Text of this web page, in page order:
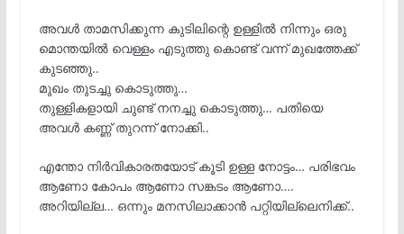
അവൾ താമസിക്കുന്ന കുടിലിന്റെ ഉള്ളിൽ നിന്നും ഒരു
മൊന്തയിൽ വെള്ളം എടുത്തു കൊണ്ട് വന്ന് മുഖത്തേക്ക്
കുടഞ്ഞു..
മുഖം തുടച്ചു കൊടുത്തു…
തുള്ളികളായി ചുണ്ട് നനച്ചു കൊടുത്തു… പതിയെ
അവൾ കണ്ണ് തുറന്ന് നോക്കി..
എന്തോ നിർവികാരതയോട് കൂടി ഉള്ള നോട്ടം… പരിഭവം
ആണോ കോപം ആണോ സങ്കടം ആണോ….
അറിയില്ല… ഒന്നും മനസിലാക്കാൻ പറ്റിയില്ലെനിക്ക്..